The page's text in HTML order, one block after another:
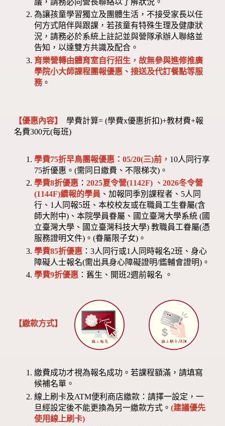
為讓孩童學習獨立及團體生活，不接受家長以任
何方式陪伴與跟課，若孩童有特殊生理及健康狀
況，請務必於系統上註記並與營隊承辦人聯絡並
告知，以達雙方共識及配合。
育樂營轉由體育室自行招生，故無參與進修推廣
學院小大師課程團報優惠、接送及代訂餐點等服
務。
【優惠內容】
學費計算= (學費x優惠折扣)+教材費+報
名費300元(每班)
學費75折早鳥團報優惠：05/20(三)前， 10人同行享
75折優惠。(需同日繳費、不限梯次)。
學費8折優惠 ：2025夏令營(1142F) 、2026冬令營
(1144F)續報的學員 、加報同季別課程者、5人同
行、1人同報5班、本校校友或在職員工生眷屬(含
師大附中)、本院學員眷屬、國立臺灣大學系統 (國
立臺灣大學、國立臺灣科技大學) 教職員工眷屬(憑
服務證明文件)。(眷屬限子女)。
學費85折優惠 ：3人同行或1人同時報名2班、身心
障礙人士報名(需出具身心障礙證明/鑑輔會證明)。
學費9折優惠 ：舊生、開班2週前報名 。
【繳款方式】
繳費成功才視為報名成功。若課程額滿，請填寫
候補名單。
線上刷卡及ATM便利商店繳款：請擇一設定，一
旦經設定後不能更換為另一繳款方式。(建議優先
使用線上刷卡)